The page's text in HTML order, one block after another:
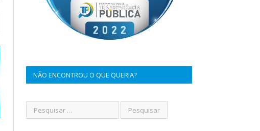
NÃO ENCONTROU O QUE QUERIA?